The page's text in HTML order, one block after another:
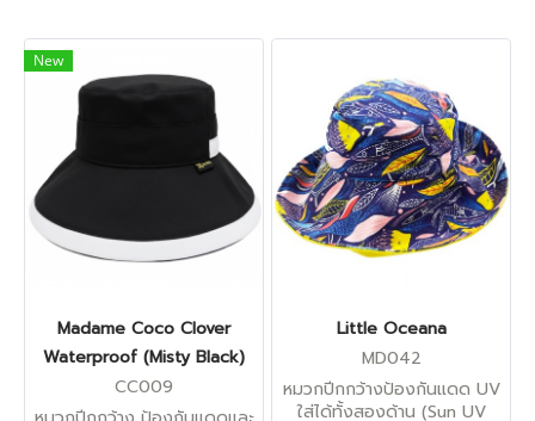
New
Madame Coco Clover
Waterproof (Misty Black)
CC009
Little Oceana
MD042
หมวกปีกกว้างป้องกันแดด UV
ใส่ได้ทั้งสองด้าน (Sun UV